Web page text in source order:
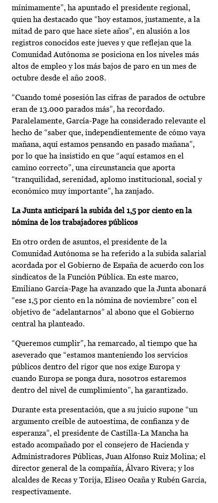
mínimamente”, ha apuntado el presidente regional,
quien ha destacado que “hoy estamos, justamente, a la
mitad de paro que hace siete años”, en alusión a los
registros conocidos este jueves y que reflejan que la
Comunidad Autónoma se posiciona en los niveles más
altos de empleo y los más bajos de paro en un mes de
octubre desde el año 2008.
“Cuando tomé posesión las cifras de parados de octubre
eran de 13.000 parados más”, ha recordado.
Paralelamente, García-Page ha considerado relevante el
hecho de “saber que, independientemente de cómo vaya
mañana, aquí estamos pensando en pasado mañana”,
por lo que ha insistido en que “aquí estamos en el
camino correcto”, una circunstancia que aporta
“tranquilidad, serenidad, aplomo institucional, social y
económico muy importante”, ha zanjado.
La Junta anticipará la subida del 1,5 por ciento en la
nómina de los trabajadores públicos
En otro orden de asuntos, el presidente de la
Comunidad Autónoma se ha referido a la subida salarial
acordada por el Gobierno de España de acuerdo con los
sindicatos de la Función Pública. En este marco,
Emiliano García-Page ha avanzado que la Junta abonará
“ese 1,5 por ciento en la nómina de noviembre” con el
objetivo de “adelantarnos” al abono que el Gobierno
central ha planteado.
“Queremos cumplir”, ha remarcado, al tiempo que ha
aseverado que “estamos manteniendo los servicios
públicos dentro del rigor que nos exige Europa y
cuando Europa se ponga dura, nosotros estaremos
dentro del nivel de cumplimiento”, ha garantizado.
Durante esta presentación, que a su juicio supone “un
argumento creíble de autoestima, de confianza y de
esperanza”, el presidente de Castilla-La Mancha ha
estado acompañado por el consejero de Hacienda y
Administradores Públicas, Juan Alfonso Ruiz Molina; el
director general de la compañía, Álvaro Rivera; y los
alcaldes de Recas y Torija, Eliseo Ocaña y Rubén García,
respectivamente.